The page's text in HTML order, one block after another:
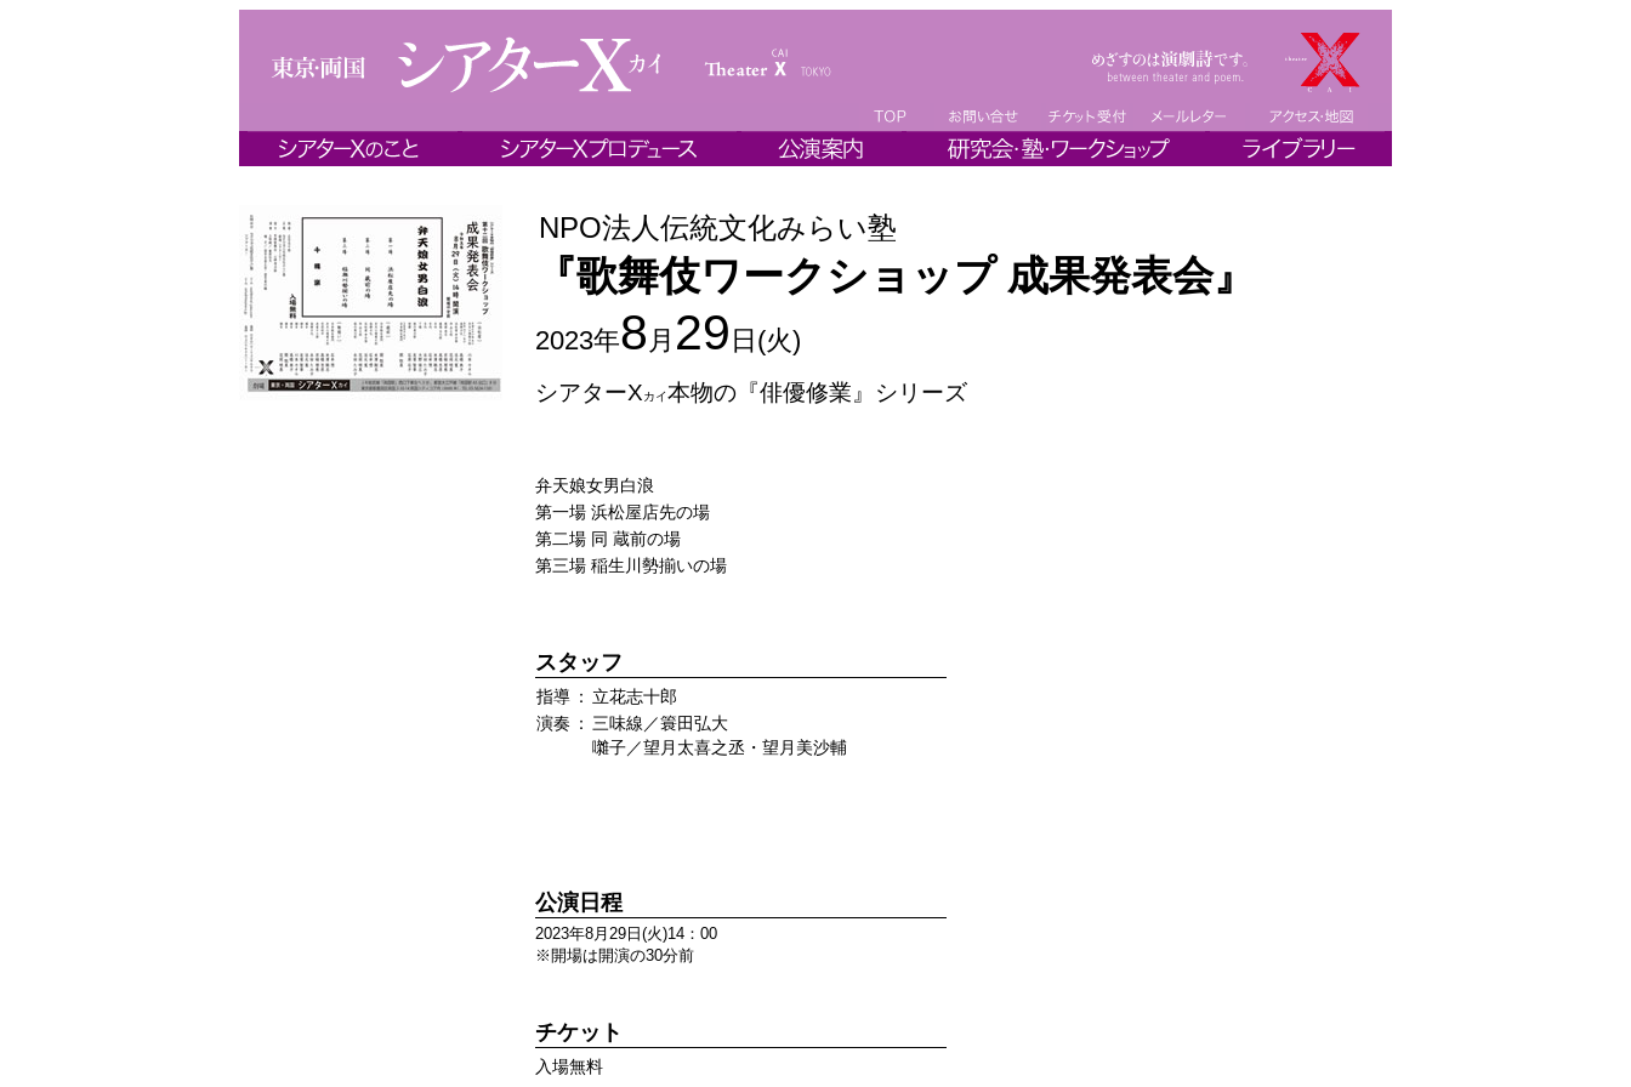
NPO法人伝統文化みらい塾
『歌舞伎ワークショップ 成果発表会』
2023年8 月 29 日(火)
シアターΧカイ本物の『俳優修業』シリーズ
弁天娘女男白浪
第一場 浜松屋店先の場
第二場 同 蔵前の場
第三場 稲生川勢揃いの場
スタッフ
指導 ： 立花志十郎
演奏 ： 三味線／簑田弘大
囃子／望月太喜之丞・望月美沙輔
公演日程
2023年8月29日(火)14：00
※開場は開演の30分前
チケット
入場無料